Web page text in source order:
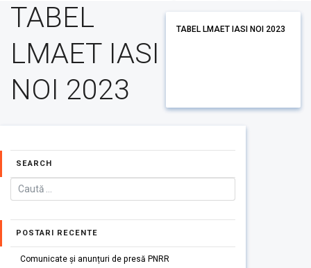
TABEL
LMAET IASI
NOI 2023
TABEL LMAET IASI NOI 2023
SEARCH
POSTARI RECENTE
Comunicate și anunțuri de presă PNRR